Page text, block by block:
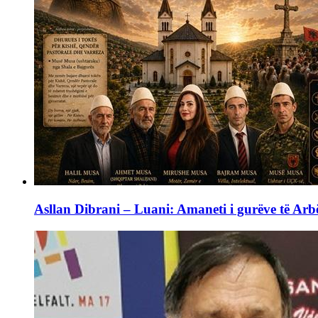
Asllan Dibrani – Luani: Amaneti i gurëve të